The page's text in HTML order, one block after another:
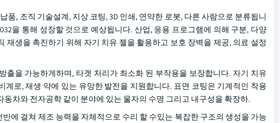
품, 조직 기술설계, 지상 코팅, 3D 인쇄, 연약한 로봇, 다른 사람으로 분류됩니
을 통해 성장할 것으로 예상됩니다. 산업, 응용 프로그램에 의해 구분, 다양
생을 촉진하기 위해 자기 치유 젤을 활용하고 보호 장벽을 제공, 의료 설정
을 가능하게하며, 타겟 처리가 최소화 된 부작용을 보장합니다. 자기 치유
로, 재생 약에 있는 유망한 발전을 지원합니다. 표면 코팅은 기계적인 착용
차와 전자공학 같이 분야에 있는 물자의 수명 그리고 내구성을 확장하.
에 걸쳐 제조 능력을 자체적으로 수리 할 수있는 복잡한 구조의 생성을 가능